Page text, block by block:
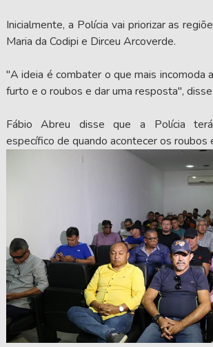
Inicialmente, a Polícia vai priorizar as
Maria da Codipi e Dirceu Arcoverde.
"A ideia é combater o que mais incomoda
furto e o roubos e dar uma resposta",
Fábio Abreu disse que a Polícia
específico de quando acontecer os roubos